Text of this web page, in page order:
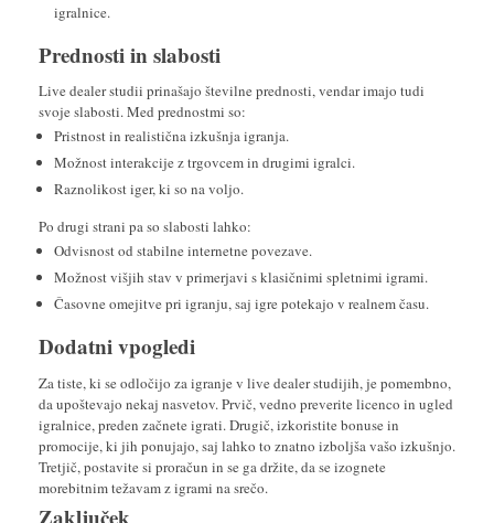
igralnice.
Prednosti in slabosti
Live dealer studii prinašajo številne prednosti, vendar imajo tudi
svoje slabosti. Med prednostmi so:
Pristnost in realistična izkušnja igranja.
Možnost interakcije z trgovcem in drugimi igralci.
Raznolikost iger, ki so na voljo.
Po drugi strani pa so slabosti lahko:
Odvisnost od stabilne internetne povezave.
Možnost višjih stav v primerjavi s klasičnimi spletnimi igrami.
Časovne omejitve pri igranju, saj igre potekajo v realnem času.
Dodatni vpogledi
Za tiste, ki se odločijo za igranje v live dealer studijih, je pomembno,
da upoštevajo nekaj nasvetov. Prvič, vedno preverite licenco in ugled
igralnice, preden začnete igrati. Drugič, izkoristite bonuse in
promocije, ki jih ponujajo, saj lahko to znatno izboljša vašo izkušnjo.
Tretjič, postavite si proračun in se ga držite, da se izognete
morebitnim težavam z igrami na srečo.